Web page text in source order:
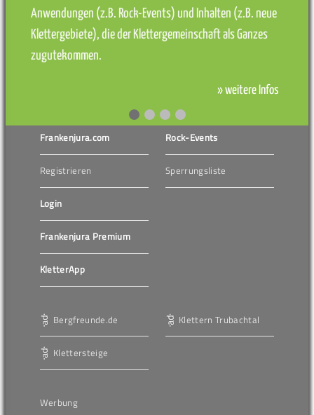
Anwendungen (z.B. Rock-Events) und Inhalten (z.B. neue
Klettergebiete), die der Klettergemeinschaft als Ganzes
zugutekommen.
» weitere Infos
Frankenjura.com
Registrieren
Login
Frankenjura Premium
KletterApp
Rock-Events
Sperrungsliste
Bergfreunde.de
Klettersteige
Klettern Trubachtal
Werbung